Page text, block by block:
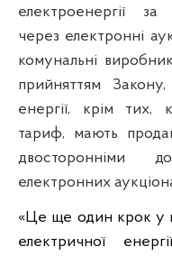
електроенергії
через електронні
комунальні
прийняттям
енергії, крім тих,
тариф, мають
двосторонніми
електронних
«Це ще один крок у
електричної